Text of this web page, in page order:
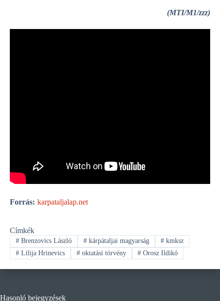
(MTI/M1/zzz)
Forrás: karpataljalap.net
Címkék
#Brenzovics László #kárpátaljai magyarság # kmksz
#Lilija Hrinevics #oktatási törvény # Orosz Ildikó
Hasonló bejegyzések